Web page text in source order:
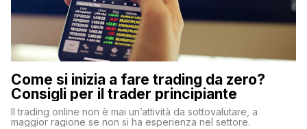
Come si inizia a fare trading da zero?
Consigli per il trader principiante
Il trading online non è mai un’attività da sottovalutare, a
maggior ragione se non si ha esperienza nel settore.